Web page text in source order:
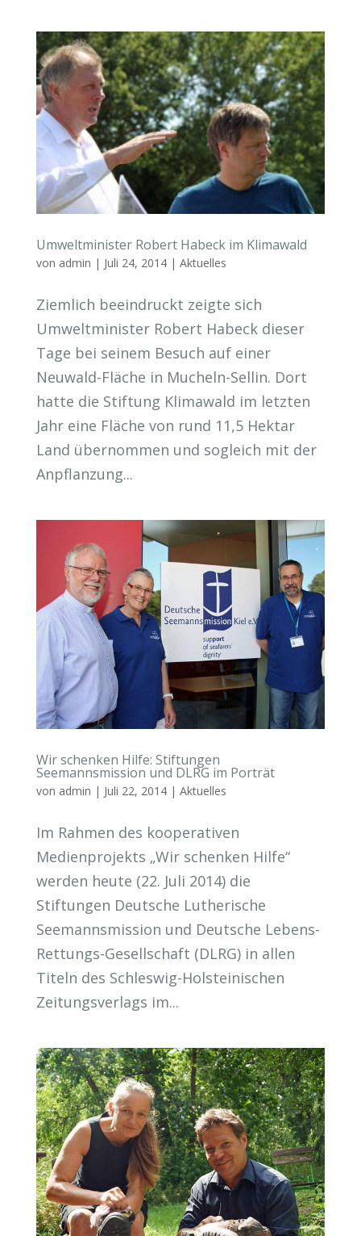
Umweltminister Robert Habeck im Klimawald
von admin | Juli 24, 2014| Aktuelles
Ziemlich beeindruckt zeigte sich
Umweltminister Robert Habeck dieser
Tage bei seinem Besuch auf einer
Neuwald-Fläche in Mucheln-Sellin. Dort
hatte die Stiftung Klimawald im letzten
Jahr eine Fläche von rund 11,5 Hektar
Land übernommen und sogleich mit der
Anpflanzung...
Wir schenken Hilfe: Stiftungen
Seemannsmission und DLRG im Porträt
von admin | Juli 22, 2014| Aktuelles
Im Rahmen des kooperativen
Medienprojekts „Wir schenken Hilfe“
werden heute (22. Juli 2014) die
Stiftungen Deutsche Lutherische
Seemannsmission und Deutsche Lebens-
Rettungs-Gesellschaft (DLRG) in allen
Titeln des Schleswig-Holsteinischen
Zeitungsverlags im...